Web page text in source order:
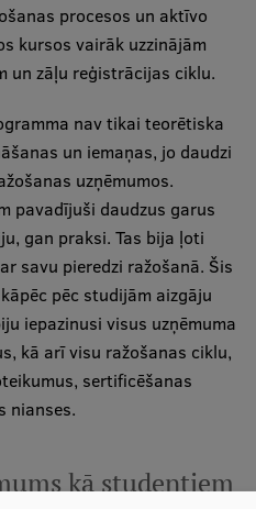
point
procesos un aktīvo
kursos vairāk uzzinājām
un zāļu reģistrācijas ciklu.
nav tikai teorētiska
un iemaņas, jo daudzi
uzņēmumos.
pavadījuši daudzus garus
gan praksi. Tas bija ļoti
savu pieredzi ražošanā. Šis
pēc studijām aizgāju
iepazinusi visus uzņēmuma
kā arī visu ražošanas ciklu,
sertificēšanas
nianses.
kā studentiem